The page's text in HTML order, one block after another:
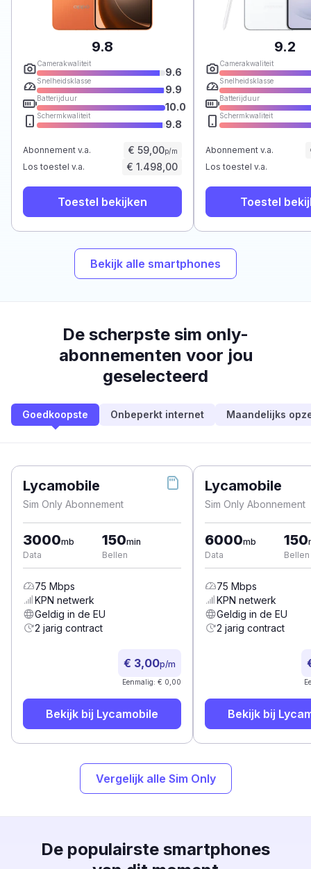
9.8
Camerakwaliteit
9.6
Snelheidsklasse
9.9
Batterijduur
10.0
Schermkwaliteit
9.8
Abonnement v.a. € 59,00p/m
Los toestel v.a. € 1.498,00
Toestel bekijken
9.2
Camerakwaliteit
Snelheidsklasse
Batterijduur
Schermkwaliteit
Abonnement v.a.
Los toestel v.a.
Toestel
Bekijk alle smartphones
De scherpste sim only-
abonnementen voor jou
geselecteerd
Goedkoopste Onbeperkt internet Maandelijks
Lycamobile
Sim Only Abonnement
3000mb
Data
150min
Bellen
75 Mbps
KPN netwerk
Geldig in de EU
2 jarig contract
€ 3,00p/m
Eenmalig: € 0,00
Bekijk bij Lycamobile
Lycamobile
Sim Only Abonnement
6000mb
Data
150
Bellen
75 Mbps
KPN netwerk
Geldig in de EU
2 jarig contract
Bekijk bij
Vergelijk alle Sim Only
De populairste smartphones